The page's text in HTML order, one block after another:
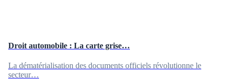
Droit automobile : La carte grise…
La dématérialisation des documents officiels révolutionne le
secteur…